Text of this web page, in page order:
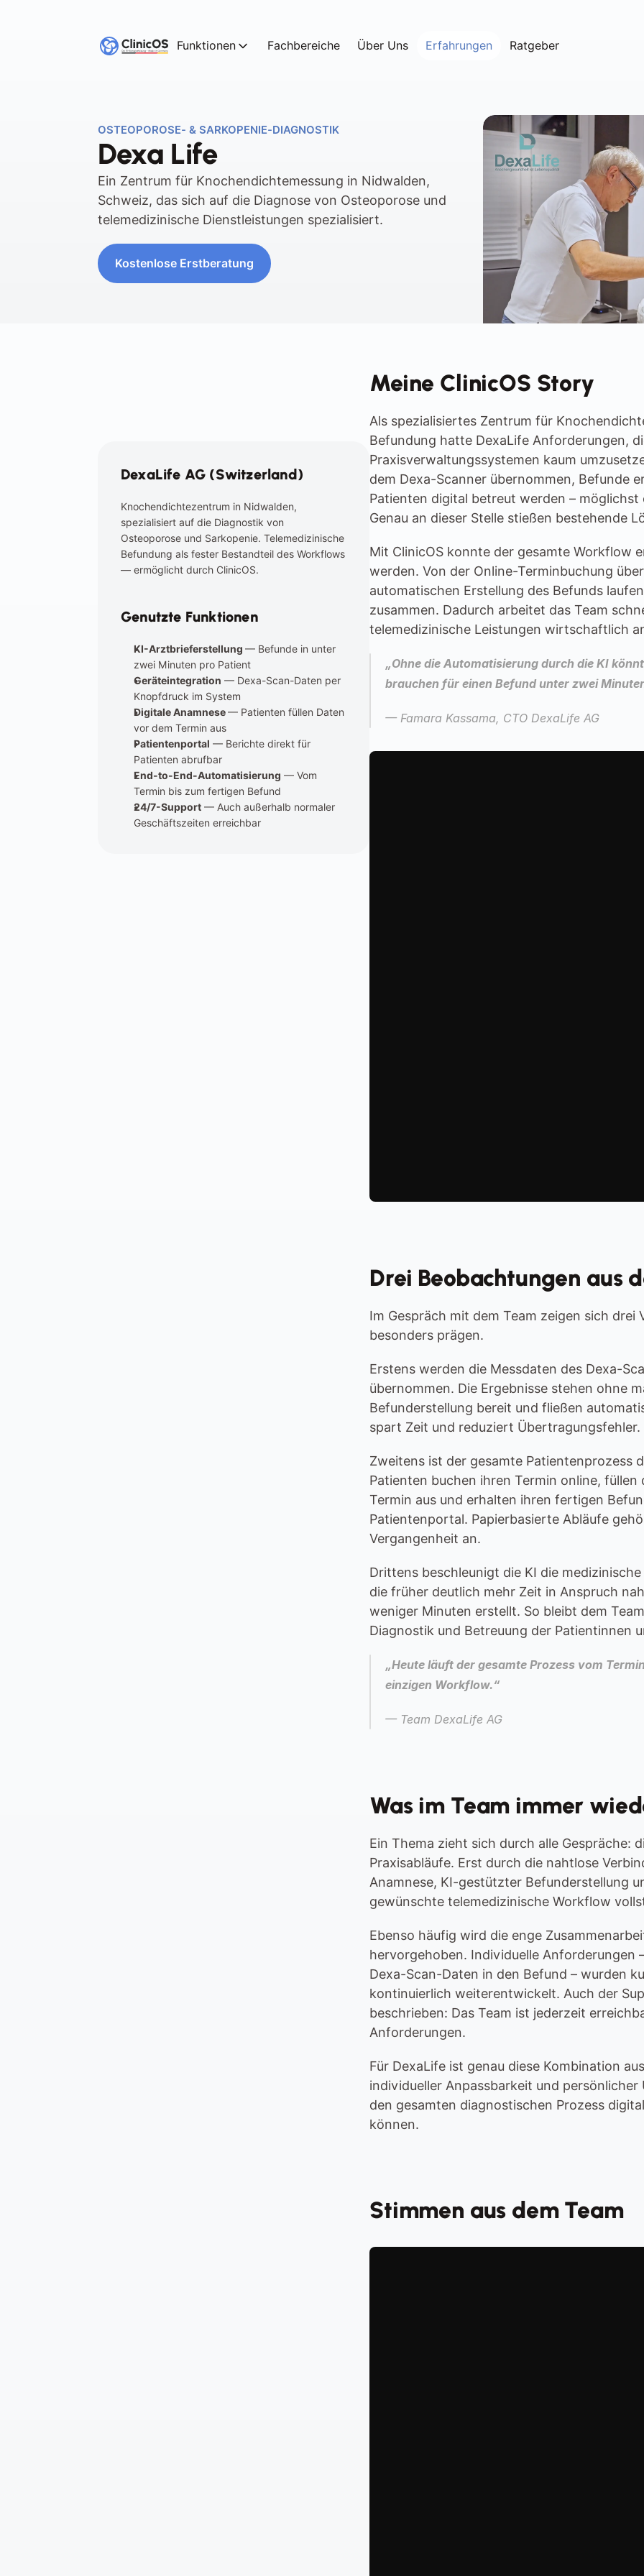
Funktionen Fachbereiche Über Uns Erfahrungen Ratgeber
OSTEOPOROSE- & SARKOPENIE-DIAGNOSTIK
Dexa Life
Ein Zentrum für Knochendichtemessung in Nidwalden,
Schweiz, das sich auf die Diagnose von Osteoporose und
telemedizinische Dienstleistungen spezialisiert.
Kostenlose Erstberatung
DexaLife AG (Switzerland)
Knochendichtezentrum in Nidwalden,
spezialisiert auf die Diagnostik von
Osteoporose und Sarkopenie. Telemedizinische
Befundung als fester Bestandteil des Workflows
— ermöglicht durch ClinicOS.
Genutzte Funktionen
KI-Arztbrieferstellung — Befunde in unter
zwei Minuten pro Patient
Geräteintegration — Dexa-Scan-Daten per
Knopfdruck im System
Digitale Anamnese — Patienten füllen Daten
vor dem Termin aus
Patientenportal — Berichte direkt für
Patienten abrufbar
End-to-End-Automatisierung — Vom
Termin bis zum fertigen Befund
24/7-Support — Auch außerhalb normaler
Geschäftszeiten erreichbar
Meine ClinicOS Story
Als spezialisiertes Zentrum für
Befundung hatte DexaLife Anforderungen,
Praxisverwaltungssystemen kaum
dem Dexa-Scanner übernommen, Befunde
Patienten digital betreut werden –
Genau an dieser Stelle stießen bestehende
Mit ClinicOS konnte der gesamte Workflow
werden. Von der Online-Terminbuchung
automatischen Erstellung des Befunds
zusammen. Dadurch arbeitet das Team
telemedizinische Leistungen wirtschaftlich
„Ohne die Automatisierung durch die KI
brauchen für einen Befund unter zwei
— Famara Kassama, CTO DexaLife AG
Drei Beobachtungen aus
Im Gespräch mit dem Team zeigen sich drei
besonders prägen.
Erstens werden die Messdaten des Dexa-
übernommen. Die Ergebnisse stehen ohne
Befunderstellung bereit und fließen
spart Zeit und reduziert Übertragungsfehler.
Zweitens ist der gesamte Patientenprozess
Patienten buchen ihren Termin online, füllen
Termin aus und erhalten ihren fertigen
Patientenportal. Papierbasierte Abläufe
Vergangenheit an.
Drittens beschleunigt die KI die
die früher deutlich mehr Zeit in Anspruch
weniger Minuten erstellt. So bleibt dem
Diagnostik und Betreuung der Patientinnen
„Heute läuft der gesamte Prozess vom
einzigen Workflow.“
— Team DexaLife AG
Was im Team immer
Ein Thema zieht sich durch alle Gespräche:
Praxisabläufe. Erst durch die nahtlose
Anamnese, KI-gestützter Befunderstellung
gewünschte telemedizinische Workflow
Ebenso häufig wird die enge
hervorgehoben. Individuelle Anforderungen
Dexa-Scan-Daten in den Befund – wurden
kontinuierlich weiterentwickelt. Auch der
beschrieben: Das Team ist jederzeit
Anforderungen.
Für DexaLife ist genau diese Kombination
individueller Anpassbarkeit und
den gesamten diagnostischen Prozess
können.
Stimmen aus dem Team